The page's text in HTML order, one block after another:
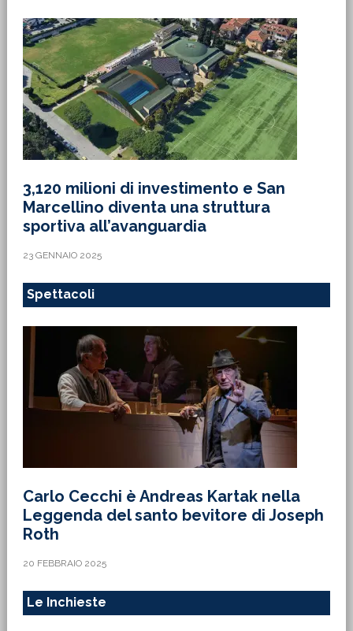
3,120 milioni di investimento e San
Marcellino diventa una struttura
sportiva all’avanguardia
23 GENNAIO 2025
Spettacoli
Carlo Cecchi è Andreas Kartak nella
Leggenda del santo bevitore di Joseph
Roth
20 FEBBRAIO 2025
Le Inchieste